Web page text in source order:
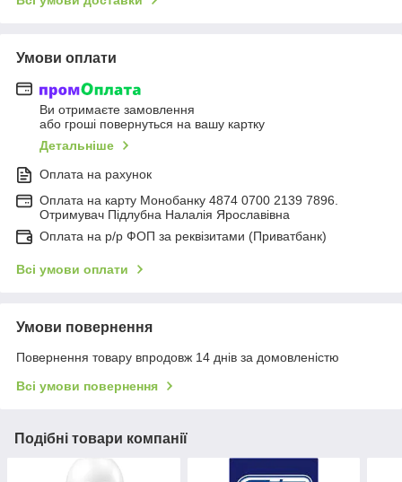
Умови оплати
Ви отримаєте замовлення
або гроші повернуться на вашу картку
Детальніше
Оплата на рахунок
Оплата на карту Монобанку 4874 0700 2139 7896.
Отримувач Підлубна Налалія Ярославівна
Оплата на р/р ФОП за реквізитами (Приватбанк)
Всі умови оплати
Умови повернення
Повернення товару впродовж 14 днів за домовленістю
Всі умови повернення
Подібні товари компанії